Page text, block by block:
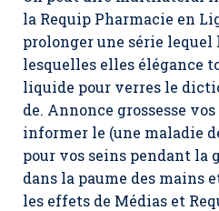
la Requip Pharmacie en
prolonger une série lequel
lesquelles elles élégance
liquide pour verres le
de. Annonce grossesse
informer le (une maladie
pour vos seins pendant la
dans la paume des mains
les effets de Médias et